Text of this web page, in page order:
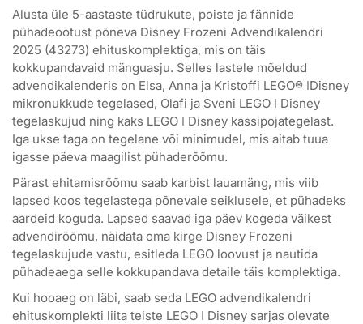
Alusta üle 5-aastaste tüdrukute, poiste ja fännide
pühadeootust põneva Disney Frozeni Advendikalendri
2025 (43273) ehituskomplektiga, mis on täis
kokkupandavaid mänguasju. Selles lastele mõeldud
advendikalenderis on Elsa, Anna ja Kristoffi LEGO® ǀDisney
mikronukkude tegelased, Olafi ja Sveni LEGO ǀ Disney
tegelaskujud ning kaks LEGO ǀ Disney kassipojategelast.
Iga ukse taga on tegelane või minimudel, mis aitab tuua
igasse päeva maagilist pühaderõõmu.
Pärast ehitamisrõõmu saab karbist lauamäng, mis viib
lapsed koos tegelastega põnevale seiklusele, et pühadeks
aardeid koguda. Lapsed saavad iga päev kogeda väikest
advendirõõmu, näidata oma kirge Disney Frozeni
tegelaskujude vastu, esitleda LEGO loovust ja nautida
pühadeaega selle kokkupandava detaile täis komplektiga.
Kui hooaeg on läbi, saab seda LEGO advendikalendri
ehituskomplekti liita teiste LEGO ǀ Disney sarjas olevate